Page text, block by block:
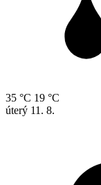
35 °C 19 °C
úterý 11. 8.